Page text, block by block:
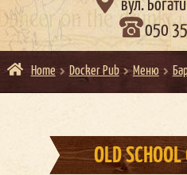
вул.
050
Home Docker Pub Меню
OLD